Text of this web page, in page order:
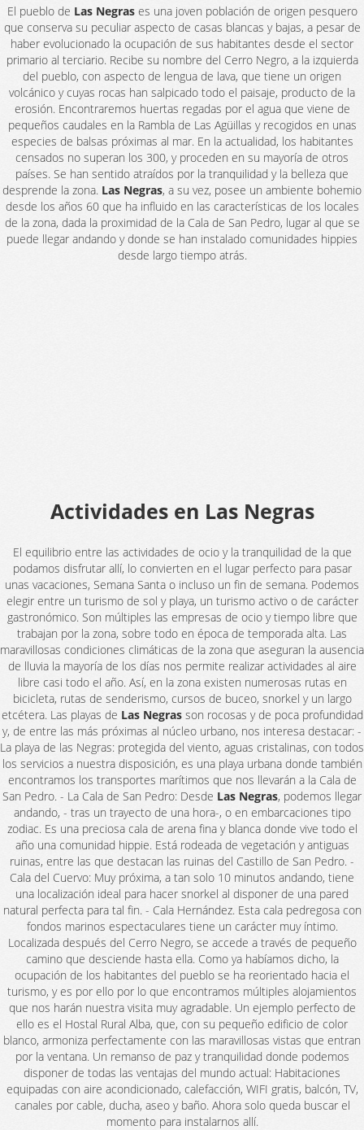
El pueblo de Las Negrases una joven población de origen pesquero
que conserva su peculiar aspecto de casas blancas y bajas, a pesar de
haber evolucionado la ocupación de sus habitantes desde el sector
primario al terciario. Recibe su nombre del Cerro Negro, a la izquierda
del pueblo, con aspecto de lengua de lava, que tiene un origen
volcánico y cuyas rocas han salpicado todo el paisaje, producto de la
erosión. Encontraremos huertas regadas por el agua que viene de
pequeños caudales en la Rambla de Las Agüillas y recogidos en unas
especies de balsas próximas al mar. En la actualidad, los habitantes
censados no superan los 300, y proceden en su mayoría de otros
países. Se han sentido atraídos por la tranquilidad y la belleza que
desprende la zona. Las Negras, a su vez, posee un ambiente bohemio
desde los años 60 que ha influido en las características de los locales
de la zona, dada la proximidad de la Cala de San Pedro, lugar al que se
puede llegar andando y donde se han instalado comunidades hippies
desde largo tiempo atrás.
Actividades en Las Negras
El equilibrio entre las actividades de ocio y la tranquilidad de la que
podamos disfrutar allí, lo convierten en el lugar perfecto para pasar
unas vacaciones, Semana Santa o incluso un fin de semana. Podemos
elegir entre un turismo de sol y playa, un turismo activo o de carácter
gastronómico. Son múltiples las empresas de ocio y tiempo libre que
trabajan por la zona, sobre todo en época de temporada alta. Las
maravillosas condiciones climáticas de la zona que aseguran la ausencia
de lluvia la mayoría de los días nos permite realizar actividades al aire
libre casi todo el año. Así, en la zona existen numerosas rutas en
bicicleta, rutas de senderismo, cursos de buceo, snorkel y un largo
etcétera. Las playas de Las Negrasson rocosas y de poca profundidad
y, de entre las más próximas al núcleo urbano, nos interesa destacar: -
La playa de las Negras: protegida del viento, aguas cristalinas, con todos
los servicios a nuestra disposición, es una playa urbana donde también
encontramos los transportes marítimos que nos llevarán a la Cala de
San Pedro. - La Cala de San Pedro: Desde Las Negras, podemos llegar
andando, - tras un trayecto de una hora-, o en embarcaciones tipo
zodiac. Es una preciosa cala de arena fina y blanca donde vive todo el
año una comunidad hippie. Está rodeada de vegetación y antiguas
ruinas, entre las que destacan las ruinas del Castillo de San Pedro. -
Cala del Cuervo: Muy próxima, a tan solo 10 minutos andando, tiene
una localización ideal para hacer snorkel al disponer de una pared
natural perfecta para tal fin. - Cala Hernández. Esta cala pedregosa con
fondos marinos espectaculares tiene un carácter muy íntimo.
Localizada después del Cerro Negro, se accede a través de pequeño
camino que desciende hasta ella. Como ya habíamos dicho, la
ocupación de los habitantes del pueblo se ha reorientado hacia el
turismo, y es por ello por lo que encontramos múltiples alojamientos
que nos harán nuestra visita muy agradable. Un ejemplo perfecto de
ello es el Hostal Rural Alba, que, con su pequeño edificio de color
blanco, armoniza perfectamente con las maravillosas vistas que entran
por la ventana. Un remanso de paz y tranquilidad donde podemos
disponer de todas las ventajas del mundo actual: Habitaciones
equipadas con aire acondicionado, calefacción, WIFI gratis, balcón, TV,
canales por cable, ducha, aseo y baño. Ahora solo queda buscar el
momento para instalarnos allí.